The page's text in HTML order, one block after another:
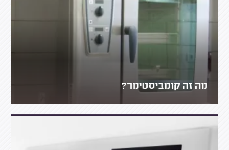
מה זה קומביסטימר?